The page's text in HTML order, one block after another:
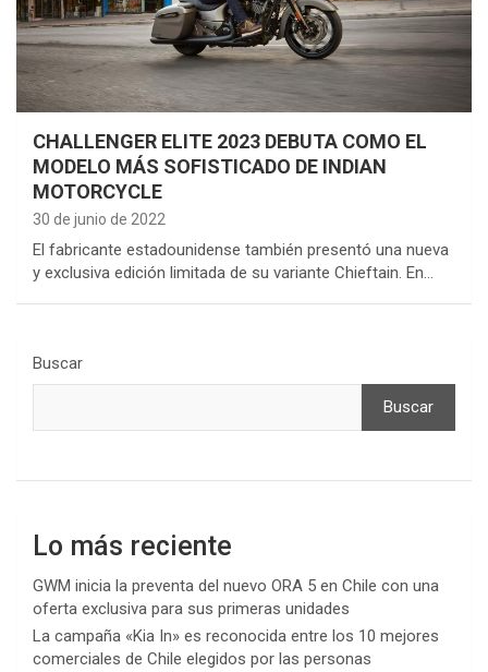
CHALLENGER ELITE 2023 DEBUTA COMO EL
MODELO MÁS SOFISTICADO DE INDIAN
MOTORCYCLE
30 de junio de 2022
El fabricante estadounidense también presentó una nueva
y exclusiva edición limitada de su variante Chieftain. En…
Buscar
Buscar
Lo más reciente
GWM inicia la preventa del nuevo ORA 5 en Chile con una
oferta exclusiva para sus primeras unidades
La campaña «Kia In» es reconocida entre los 10 mejores
comerciales de Chile elegidos por las personas